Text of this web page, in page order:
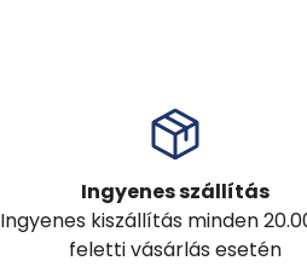
Ingyenes szállítás
Ingyenes kiszállítás minden
feletti vásárlás esetén